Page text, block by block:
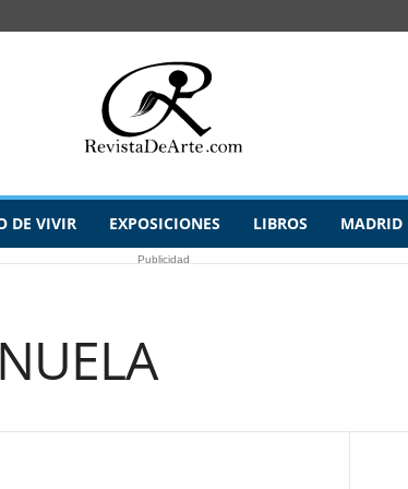
DE VIVIR EXPOSICIONES LIBROS MADRID
Publicidad